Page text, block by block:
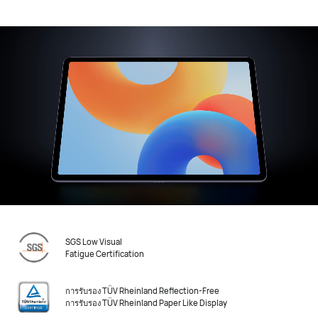
SGS Low Visual
Fatigue Certification
การรับรอง TÜV Rheinland Reflection-Free
การรับรอง TÜV Rheinland Paper Like Display